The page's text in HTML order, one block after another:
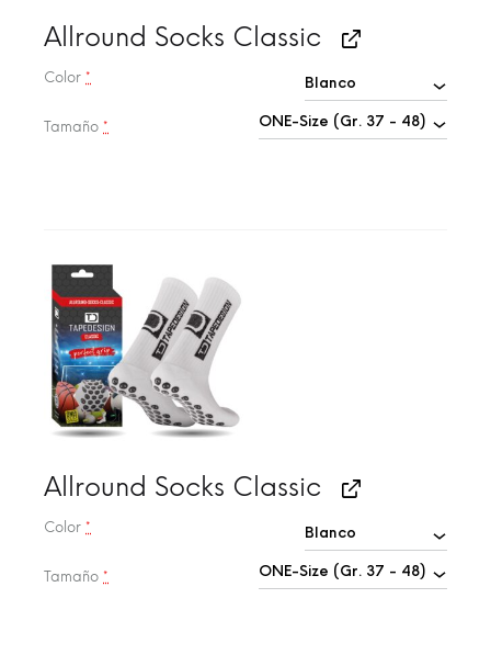
Allround Socks Classic
Color *
Tamaño *
Allround Socks Classic
Color *
Tamaño *